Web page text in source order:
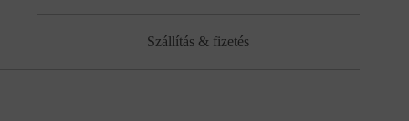
Szállítás & fizetés